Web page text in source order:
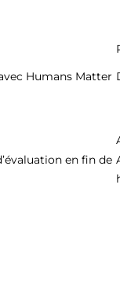
Humans Matter
en fin de